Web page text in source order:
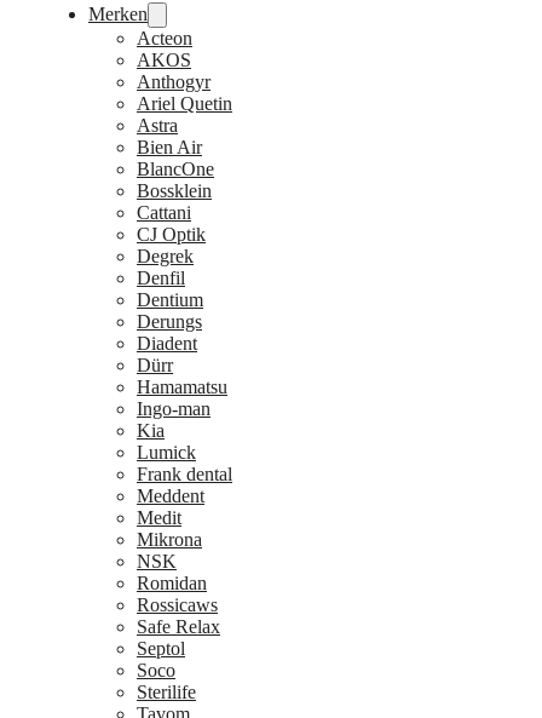
Merken
Acteon
AKOS
Anthogyr
Ariel Quetin
Astra
Bien Air
BlancOne
Bossklein
Cattani
CJ Optik
Degrek
Denfil
Dentium
Derungs
Diadent
Dürr
Hamamatsu
Ingo-man
Kia
Lumick
Frank dental
Meddent
Medit
Mikrona
NSK
Romidan
Rossicaws
Safe Relax
Septol
Soco
Sterilife
Tavom